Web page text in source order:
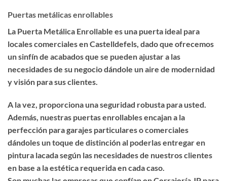
Puertas metálicas enrollables
La Puerta Metálica Enrollable es una puerta ideal para
locales comerciales en Castelldefels, dado que ofrecemos
un sinfín de acabados que se pueden ajustar a las
necesidades de su negocio dándole un aire de modernidad
y visión para sus clientes.
A la vez, proporciona una seguridad robusta para usted.
Además, nuestras puertas enrollables encajan a la
perfección para garajes particulares o comerciales
dándoles un toque de distinción al poderlas entregar en
pintura lacada según las necesidades de nuestros clientes
en base a la estética requerida en cada caso.